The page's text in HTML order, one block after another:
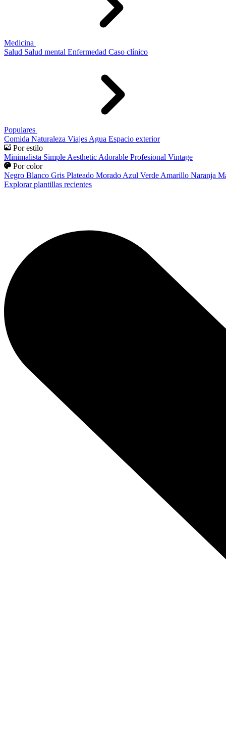
Medicina
Salud Salud mental Enfermedad Caso clínico
Populares
Comida Naturaleza Viajes Agua Espacio exterior
Por estilo
Minimalista Simple Aesthetic Adorable Profesional Vintage
Por color
Negro Blanco Gris Plateado Morado Azul Verde Amarillo Naranja
Explorar plantillas recientes